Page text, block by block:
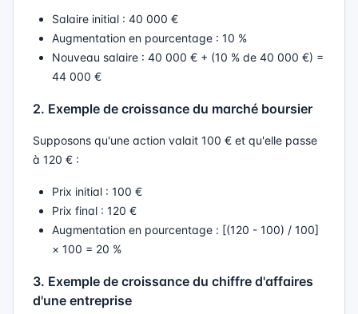
Salaire initial : 40 000 €
Augmentation en pourcentage : 10 %
Nouveau salaire : 40 000 € + (10 % de 40 000 €) =
44 000 €
2. Exemple de croissance du marché boursier
Supposons qu'une action valait 100 € et qu'elle passe
à 120 € :
Prix initial : 100 €
Prix final : 120 €
Augmentation en pourcentage : [(120 - 100) / 100]
× 100 = 20 %
3. Exemple de croissance du chiffre d'affaires
d'une entreprise